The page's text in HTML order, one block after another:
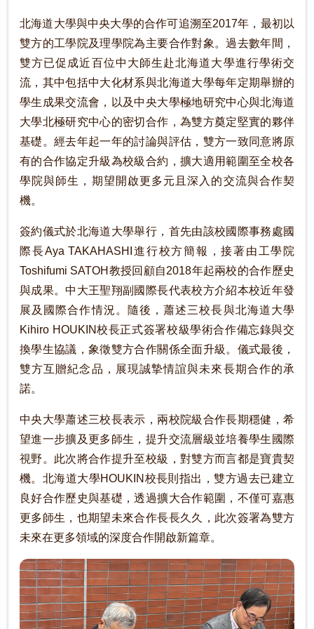
北海道大學與中央大學的合作可追溯至2017年，最初以
雙方的工學院及理學院為主要合作對象。過去數年間，
雙方已促成近百位中大師生赴北海道大學進行學術交
流，其中包括中大化材系與北海道大學每年定期舉辦的
學生成果交流會，以及中央大學極地研究中心與北海道
大學北極研究中心的密切合作，為雙方奠定堅實的夥伴
基礎。經去年起一年的討論與評估，雙方一致同意將原
有的合作協定升級為校級合約，擴大適用範圍至全校各
學院與師生，期望開啟更多元且深入的交流與合作契
機。
簽約儀式於北海道大學舉行，首先由該校國際事務處國
際長Aya TAKAHASHI進行校方簡報，接著由工學院
Toshifumi SATOH教授回顧自2018年起兩校的合作歷史
與成果。中大王聖翔副國際長代表校方介紹本校近年發
展及國際合作情況。隨後，蕭述三校長與北海道大學
Kihiro HOUKIN校長正式簽署校級學術合作備忘錄與交
換學生協議，象徵雙方合作關係全面升級。儀式最後，
雙方互贈紀念品，展現誠摯情誼與未來長期合作的承
諾。
中央大學蕭述三校長表示，兩校院級合作長期穩健，希
望進一步擴及更多師生，提升交流層級並培養學生國際
視野。此次將合作提升至校級，對雙方而言都是寶貴契
機。北海道大學HOUKIN校長則指出，雙方過去已建立
良好合作歷史與基礎，透過擴大合作範圍，不僅可嘉惠
更多師生，也期望未來合作長長久久，此次簽署為雙方
未來在更多領域的深度合作開啟新篇章。